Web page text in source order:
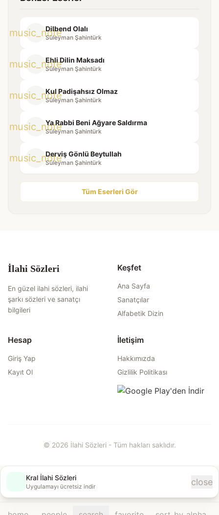
music_noteDilbend Olalı
Süleyman Şahintürk
music_noteEhli Dilin Maksadı
Süleyman Şahintürk
music_noteKul Padişahsız Olmaz
Süleyman Şahintürk
music_noteYa Rabbi Beni Ağyare Saldırma
Süleyman Şahintürk
music_noteDerviş Gönlü Beytullah
Süleyman Şahintürk
Tüm Eserleri Gör
İlahi Sözleri
En güzel ilahi sözleri, ilahi
şarkı sözleri ve sanatçı
bilgileri
Keşfet
Ana Sayfa
Sanatçılar
Alfabetik Dizin
Hesap
Giriş Yap
Kayıt Ol
İletişim
Hakkımızda
Gizlilik Politikası
© 2026 İlahi Sözleri - Tüm hakları saklıdır.
Kral İlahi Sözleri
Uygulamayı ücretsiz indir close